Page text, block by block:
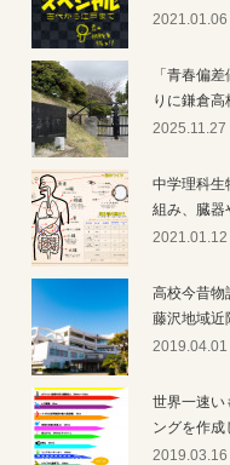
「青春偏
りに鎌倉
2025.11.27
中学理科生
組み、臓
高校今昔物
藤沢地域
世界一速い
ングを作